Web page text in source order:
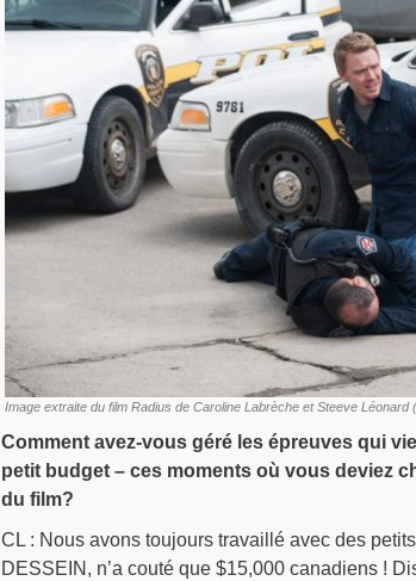
Image extraite du film Radius de Caroline Labrèche et Steeve
Comment avez-vous géré les épreuves qui
petit budget – ces moments où vous deviez
du film?
CL : Nous avons toujours travaillé avec des
DESSEIN, n’a couté que $15,000 canadiens !